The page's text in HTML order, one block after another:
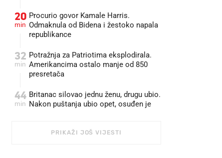
20
min
Procurio govor Kamale Harris.
Odmaknula od Bidena i žestoko napala
republikance
32
min
Potražnja za Patriotima eksplodirala.
Amerikancima ostalo manje od 850
presretača
44
min
Britanac silovao jednu ženu, drugu ubio.
Nakon puštanja ubio opet, osuđen je
PRIKAŽI JOŠ VIJESTI